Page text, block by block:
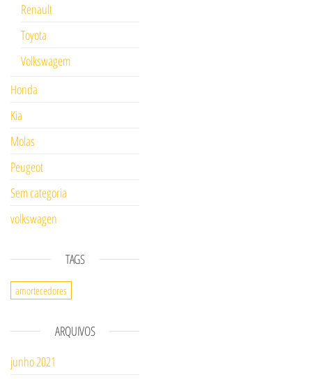
Renault
Toyota
Volkswagem
Honda
Kia
Molas
Peugeot
Sem categoria
volkswagen
TAGS
amortecedores
ARQUIVOS
junho 2021